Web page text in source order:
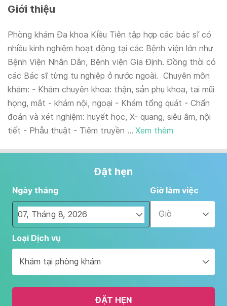
Giới thiệu
Phòng khám Đa khoa Kiều Tiên tập hợp các bác sĩ có
nhiều kinh nghiệm hoạt động tại các Bệnh viện lớn như
Bệnh Viện Nhân Dân, Bệnh viện Gia Định. Đồng thời có
các Bác sĩ từng tu nghiệp ở nước ngoài. Chuyên môn
khám: - Khám chuyên khoa: thận, sản phụ khoa, tai mũi
họng, mắt - khám nội, ngoại - Khám tổng quát - Chẩn
đoán và xét nghiệm: huyết học, X- quang, siêu âm, nội
tiết - Phẫu thuật - Tiêm truyền ... Xem thêm
Đặt hẹn
Ngày tháng
Navigate
forward
interact
with
the
Giờ làm việc
Giờ
Loại Dịch vụ
Khám tại phòng khám
ĐẶT HẸN